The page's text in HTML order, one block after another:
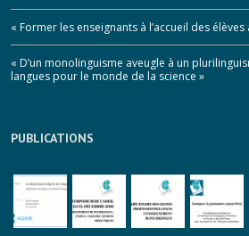
« Former les enseignants à l’accueil des
« D’un monolinguisme aveugle à un
langues pour le monde de la science »
PUBLICATIONS